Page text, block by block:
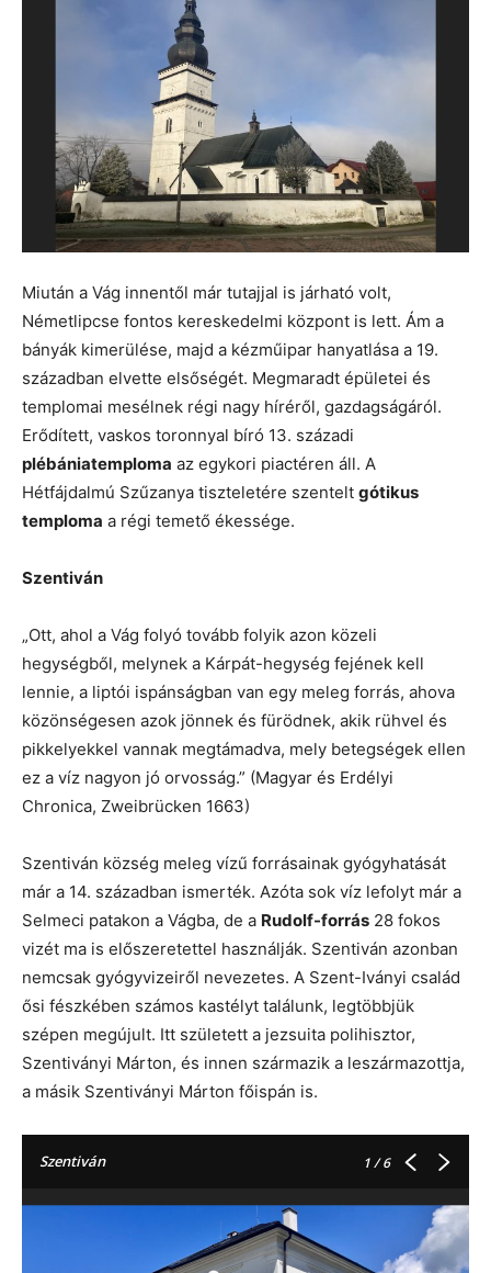
Miután a Vág innentől már tutajjal is járható volt,
Németlipcse fontos kereskedelmi központ is lett. Ám a
bányák kimerülése, majd a kézműipar hanyatlása a 19.
században elvette elsőségét. Megmaradt épületei és
templomai mesélnek régi nagy híréről, gazdagságáról.
Erődített, vaskos toronnyal bíró 13. századi
plébániatemploma az egykori piactéren áll. A
Hétfájdalmú Szűzanya tiszteletére szentelt gótikus
temploma a régi temető ékessége.
Szentiván
„Ott, ahol a Vág folyó tovább folyik azon közeli
hegységből, melynek a Kárpát-hegység fejének kell
lennie, a liptói ispánságban van egy meleg forrás, ahova
közönségesen azok jönnek és fürödnek, akik rühvel és
pikkelyekkel vannak megtámadva, mely betegségek ellen
ez a víz nagyon jó orvosság.” (Magyar és Erdélyi
Chronica, Zweibrücken 1663)
Szentiván község meleg vízű forrásainak gyógyhatását
már a 14. században ismerték. Azóta sok víz lefolyt már a
Selmeci patakon a Vágba, de a Rudolf-forrás 28 fokos
vizét ma is előszeretettel használják. Szentiván azonban
nemcsak gyógyvizeiről nevezetes. A Szent-Iványi család
ősi fészkében számos kastélyt találunk, legtöbbjük
szépen megújult. Itt született a jezsuita polihisztor,
Szentiványi Márton, és innen származik a leszármazottja,
a másik Szentiványi Márton főispán is.
Szentiván 1/ 6